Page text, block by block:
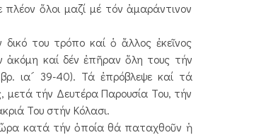
ὅλοι μαζί μέ τόν ἀμαράντινον
του τρόπο καί ὁ ἄλλος ἐκεῖνος
ἀκόμη καί δέν ἐπῆραν ὅλη τους τήν
ια´ 39-40). Τά ἐπρόβλεψε καί τά
μετά τήν Δευτέρα Παρουσία Του, τήν
Του στήν Κόλασι.
κατά τήν ὁποία θά παταχθοῦν ἡ